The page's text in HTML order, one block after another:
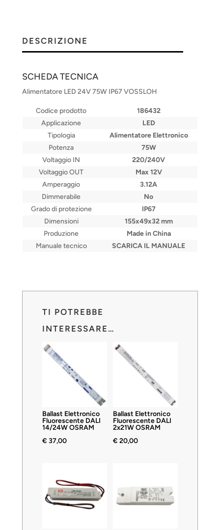
DESCRIZIONE
SCHEDA TECNICA
Alimentatore LED 24V 75W IP67 VOSSLOH
Codice prodotto
186432
Applicazione
LED
Tipologia
Alimentatore Elettronico
Potenza
75W
Voltaggio IN
220/240V
Voltaggio OUT
Max 12V
Amperaggio
3.12A
Dimmerabile
No
Grado di protezione
IP67
Dimensioni
155x49x32 mm
Produzione
Made in China
Manuale tecnico
SCARICA IL MANUALE
TI POTREBBE
INTERESSARE…
Ballast Elettronico
Fluorescente DALI
14/24W OSRAM
€ 37,00
Ballast Elettronico
Fluorescente DALI
2x21W OSRAM
€ 20,00